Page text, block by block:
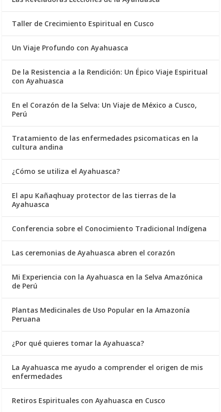
Taller de Crecimiento Espiritual en Cusco
Un Viaje Profundo con Ayahuasca
De la Resistencia a la Rendición: Un Épico Viaje Espiritual
con Ayahuasca
En el Corazón de la Selva: Un Viaje de México a Cusco,
Perú
Tratamiento de las enfermedades psicomaticas en la
cultura andina
¿Cómo se utiliza el Ayahuasca?
El apu Kañaqhuay protector de las tierras de la
Ayahuasca
Conferencia sobre el Conocimiento Tradicional Indígena
Las ceremonias de Ayahuasca abren el corazón
Mi Experiencia con la Ayahuasca en la Selva Amazónica
de Perú
Plantas Medicinales de Uso Popular en la Amazonía
Peruana
¿Por qué quieres tomar la Ayahuasca?
La Ayahuasca me ayudo a comprender el origen de mis
enfermedades
Retiros Espirituales con Ayahuasca en Cusco